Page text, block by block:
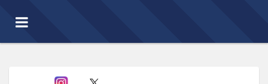
Toggle
navigation